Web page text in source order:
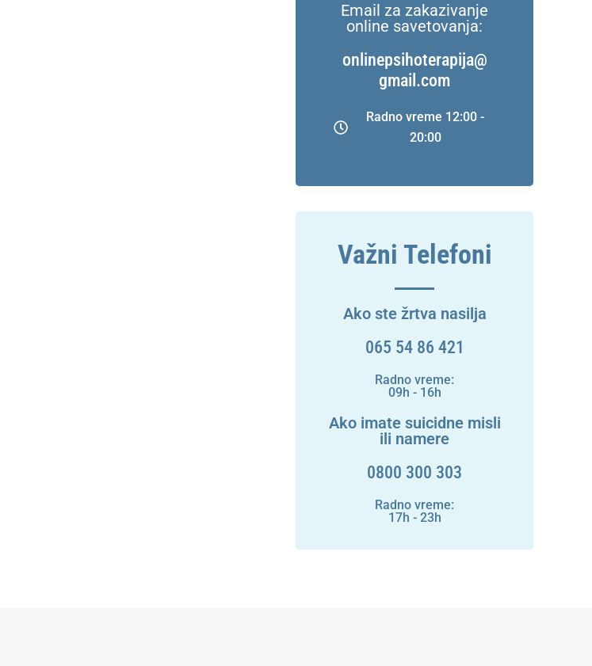
Email za zakazivanje
online savetovanja:
onlinepsihoterapija@
gmail.com
Radno vreme 12:00 -
20:00
Važni Telefoni
Ako ste žrtva nasilja
065 54 86 421
Radno vreme:
09h - 16h
Ako imate suicidne misli
ili namere
0800 300 303
Radno vreme:
17h - 23h